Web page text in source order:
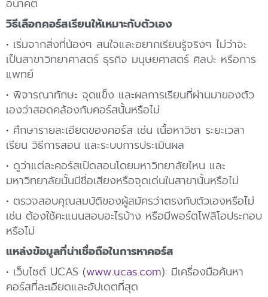
อนาคต
วิธีเลือกคอร์สเรียนให้เหมาะกับตัวเอง
• เริ่มจากสิ่งที่น้องๆ สนใจและอยากเรียนรู้จริงๆ ไม่ว่าจะ
เป็นสาขาวิทยาศาสตร์ ธุรกิจ มนุษยศาสตร์ ศิลปะ หรือการ
แพทย์
• พิจารณาทักษะ จุดแข็ง และผลการเรียนที่ผ่านมาของตัว
เองว่าสอดคล้องกับคอร์สนั้นหรือไม่
• ศึกษารายละเอียดของคอร์ส เช่น เนื้อหาวิชา ระยะเวลา
เรียน วิธีการสอน และระบบการประเมินผล
• ดูว่าแต่ละคอร์สเปิดสอนโดยมหาวิทยาลัยไหน และ
มหาวิทยาลัยนั้นมีชื่อเสียงหรือจุดเด่นในสาขานั้นหรือไม่
• ตรวจสอบคุณสมบัติของผู้สมัครว่าตรงกับตัวเองหรือไม่
เช่น ต้องใช้คะแนนสอบอะไรบ้าง หรือมีพอร์ตโฟลิโอประกอบ
หรือไม่
แหล่งข้อมูลที่น่าเชื่อถือในการหาคอร์ส
• เว็บไซต์ UCAS (www.ucas.com): มีเครื่องมือค้นหา
คอร์สที่ละเอียดและอัปเดตที่สุด